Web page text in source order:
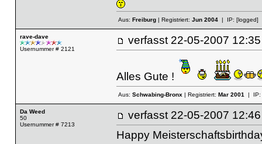
Aus: Freiburg| Registriert: Jun 2004| IP: [logged]
rave-dave
Usernummer # 2121
verfasst 22-05-2007
Alles Gute !
Aus: Schwabing-Bronx| Registriert: Mar 2001| IP:
Da Weed
50
Usernummer # 7213
verfasst 22-05-2007
Happy